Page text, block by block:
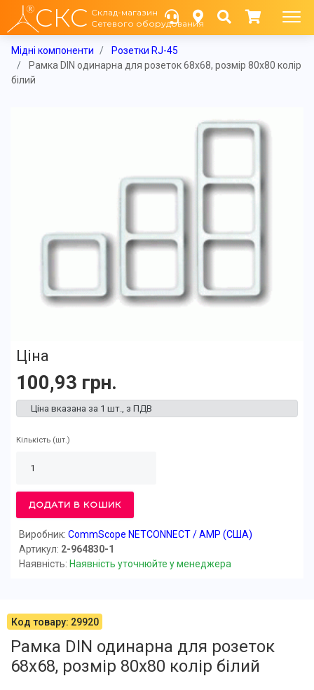
СКС Склад-магазин
Сетевого оборудования
Мідні компоненти
Розетки RJ-45
Рамка DIN одинарна для розеток 68x68, розмір 80x80 колір
білий
Ціна
100,93 грн.
Ціна вказана за 1 шт., з ПДВ
Кількість (шт.)
ДОДАТИ В КОШИК
Виробник: CommScope NETCONNECT / AMP (США)
Артикул: 2-964830-1
Наявність: Наявність уточнюйте у менеджера
Код товару: 29920
Рамка DIN одинарна для розеток
68x68, розмір 80x80 колір білий